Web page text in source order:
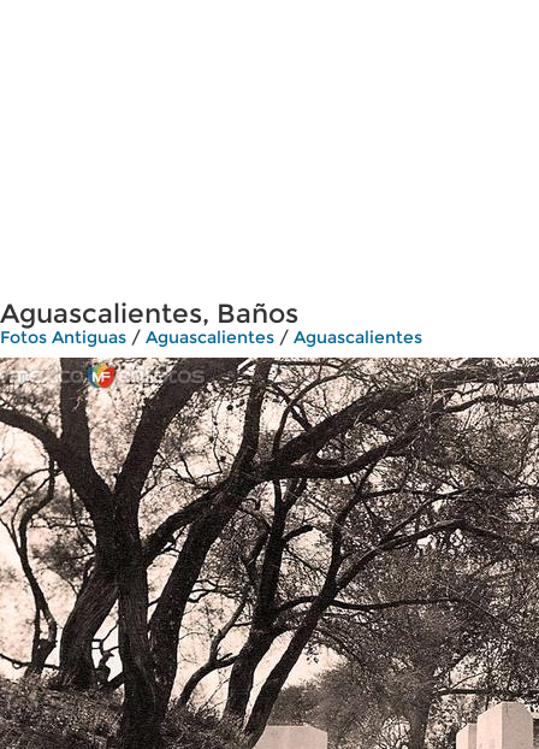
Aguascalientes, Baños
Fotos Antiguas / Aguascalientes / Aguascalientes